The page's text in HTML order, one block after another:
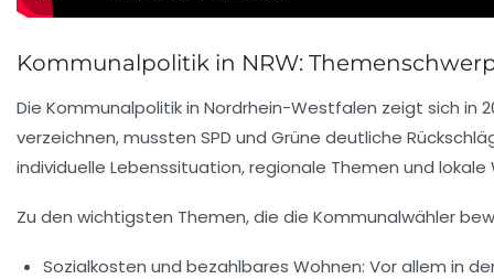
Kommunalpolitik in NRW:
Die Kommunalpolitik in Nordrhein-Westfalen zeigt sich in
verzeichnen, mussten SPD und Grüne deutliche
individuelle Lebenssituation, regionale Themen und
Zu den wichtigsten Themen, die die Kommunalwähler
Sozialkosten und bezahlbares Wohnen: Vor allem in